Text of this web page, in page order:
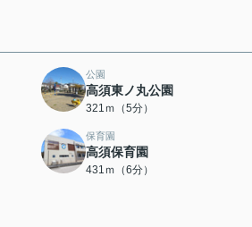
公園
高須東ノ丸公園
321ｍ（5分）
保育園
高須保育園
431ｍ（6分）